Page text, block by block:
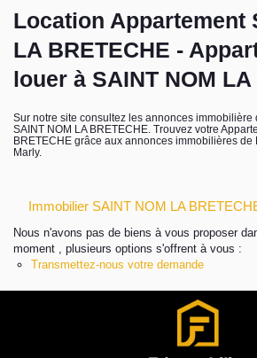
Biens vendus
Gestion
Estimation
Actualités
Contact
Location Appartement
LA BRETECHE -
louer à SAINT NOM LA
Sur notre site consultez les annonces immobilière
SAINT NOM LA BRETECHE. Trouvez votre
BRETECHE grâce aux annonces immobilières de
Marly.
Immobilier SAINT NOM LA
Nous n'avons pas de biens à vous proposer
moment , plusieurs options s'offrent à vous :
Transmettez-nous votre demande